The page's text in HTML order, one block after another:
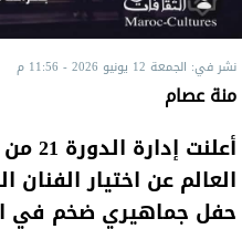
نشر في: الجمعة 12 يونيو 2026 - 11:56 م
منة عصام
العالم عن اختيار الفنان
حفل جماهيري ضخم في